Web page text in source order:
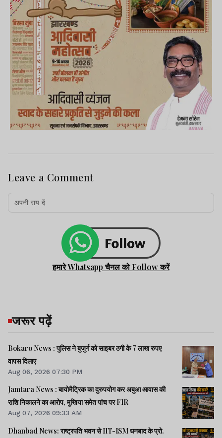
Leave a Comment
हमारे Whatsapp चैनल को Follow करें
जरूर पढ़ें
Bokaro News : पुलिस ने बुजुर्ग को साइबर ठगी के 7 लाख रुपए
वापस दिलाए
Aug 06, 2026 07:30 PM
Jamtara News : बायोमैट्रिक का दुरुपयोग कर अबुआ आवास की
राशि निकालने का आरोप, मुखिया समेत पांच पर FIR
Aug 07, 2026 09:33 AM
Dhanbad News: राष्ट्रपति भवन से IIT-ISM धनबाद के प्रो.